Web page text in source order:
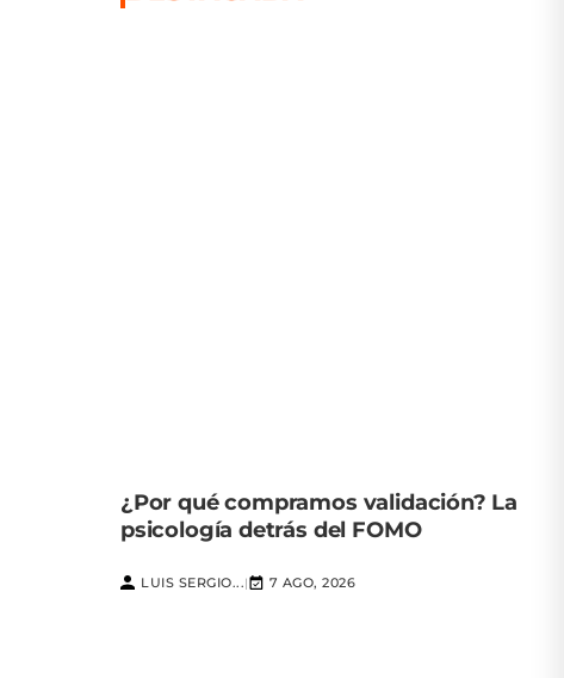
¿Por qué compramos validación? La
psicología detrás del FOMO
LUIS SERGIO...| 7 AGO, 2026